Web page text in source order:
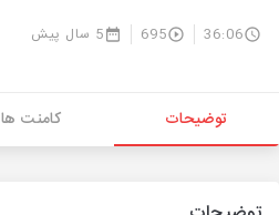
36:06
695 5 سال پیش
توضیحات کامنت ها